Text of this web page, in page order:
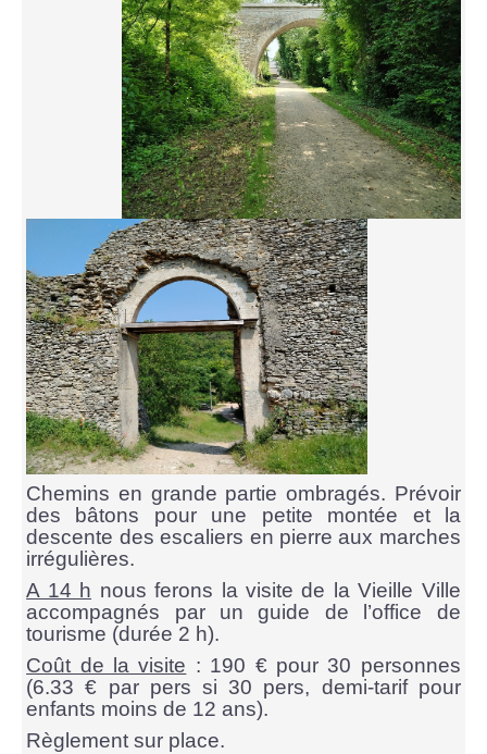
Chemins en grande partie ombragés. Prévoir
des bâtons pour une petite montée et la
descente des escaliers en pierre aux marches
irrégulières.
A 14 h nous ferons la visite de la Vieille Ville
accompagnés par un guide de l’office de
tourisme (durée 2 h).
Coût de la visite : 190 € pour 30 personnes
(6.33 € par pers si 30 pers, demi-tarif pour
enfants moins de 12 ans).
Règlement sur place.